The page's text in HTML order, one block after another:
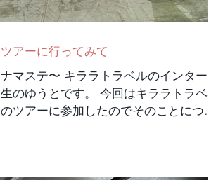
ンなのでとってもヘルシーにお腹が満た
せる料理です。 これはインドの天ぷらで
す。青唐辛子やじゃがいもオニオンなど
がありました。 インドの野菜は、みずみ
ず
ツアーに行ってみて
ナマステ〜 キララトラベルのインターン
生のゆうとです。 今回はキララトラベル
のツアーに参加したのでそのことについ